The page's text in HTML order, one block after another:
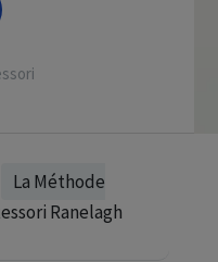
La Méthode
Ranelagh